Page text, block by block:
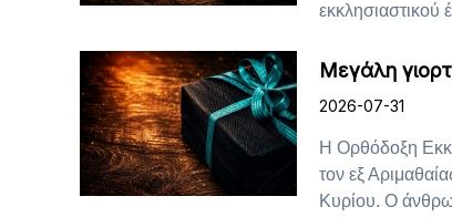
εκκλησιαστικού
Μεγάλη
2026-07-31
Η Ορθόδοξη
τον εξ
Κυρίου. Ο